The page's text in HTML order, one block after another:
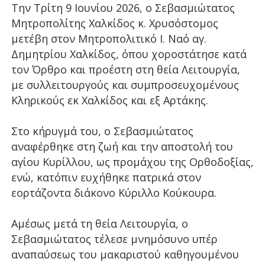
Την Τρίτη 9 Ιουνίου 2026, ο Σεβασμιώτατος
Μητροπολίτης Χαλκίδος κ. Χρυσόστομος
μετέβη στον Μητροπολιτικό Ι. Ναό αγ.
Δημητρίου Χαλκίδος, όπου χοροστάτησε κατά
τον Όρθρο και προέστη στη θεία Λειτουργία,
με συλλειτουργούς και συμπροσευχομένους
Κληρικούς εκ Χαλκίδος και εξ Αρτάκης.
Στο κήρυγμά του, ο Σεβασμιώτατος
αναφέρθηκε στη ζωή και την αποστολή του
αγίου Κυρίλλου, ως προμάχου της Ορθοδοξίας,
ενώ, κατόπιν ευχήθηκε πατρικά στον
εορτάζοντα διάκονο Κύριλλο Κούκουρα.
Αμέσως μετά τη θεία Λειτουργία, ο
Σεβασμιώτατος τέλεσε μνημόσυνο υπέρ
αναπαύσεως του μακαριστού καθηγουμένου